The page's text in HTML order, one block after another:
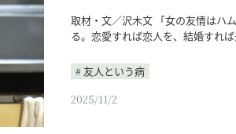
取材・文／沢木文 「女の友情はハ
る。恋愛すれば恋人を、結婚すれ
友人という病
2025/11/2